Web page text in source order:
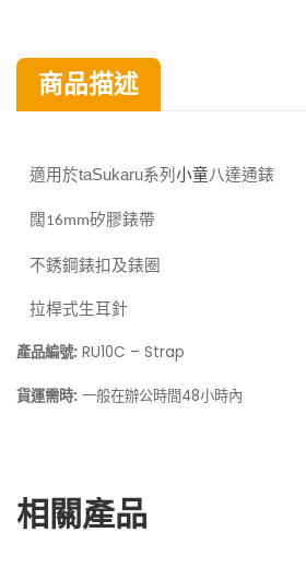
商品描述
適用於taSukaru系列 小童八達通錶
闊 16mm矽膠錶帶
不銹鋼錶扣及錶圈
拉桿式生耳針
產品編號: RU10C – Strap
貨運需時: 一般在辦公時間 48小時內
相關產品